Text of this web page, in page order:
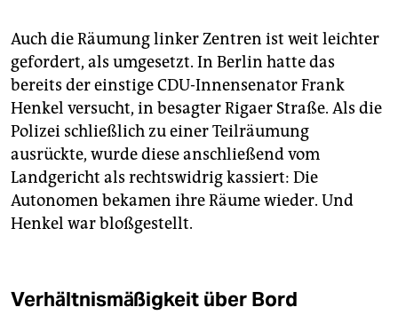
Auch die Räumung linker Zentren ist weit leichter
gefordert, als umgesetzt. In Berlin hatte das
bereits der einstige CDU-Innensenator Frank
Henkel versucht, in besagter Rigaer Straße. Als die
Polizei schließlich zu einer Teilräumung
ausrückte, wurde diese anschließend vom
Landgericht als rechtswidrig kassiert: Die
Autonomen bekamen ihre Räume wieder. Und
Henkel war bloßgestellt.
Verhältnismäßigkeit über Bord